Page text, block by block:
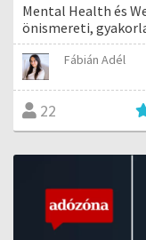
Mental Health és
önismereti,
Fábián Adél
22